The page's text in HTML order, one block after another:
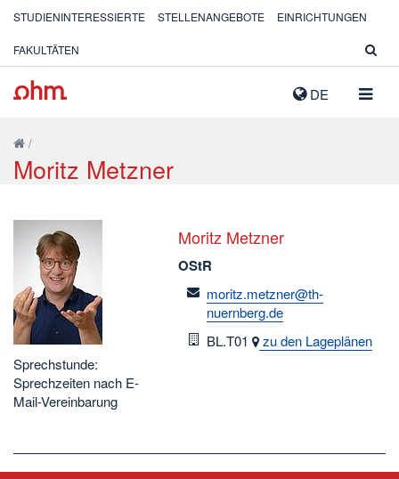
DE
STUDIENINTERESSIERTE STELLENANGEBOTE EINRICHTUNGEN
FAKULTÄTEN
/
Moritz Metzner
Sprechstunde:
Sprechzeiten nach E-
Mail-Vereinbarung
Moritz Metzner
OStR
email
moritz.metzner@th-
nuernberg.de
Raum
BL.T01 zu den Lageplänen